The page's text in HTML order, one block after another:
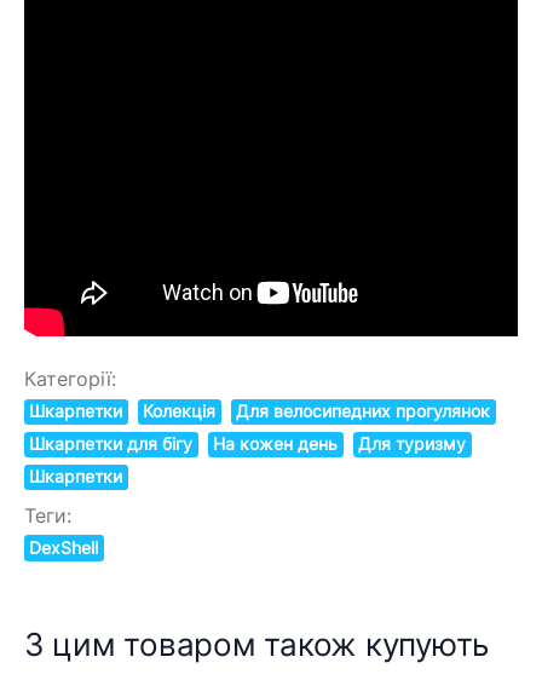
Категорії:
Шкарпетки Колекція
Для велосипедних прогулянок
Шкарпетки для бігу
На кожен день
Для туризму
Шкарпетки
Теги:
DexShell
З цим товаром також купують